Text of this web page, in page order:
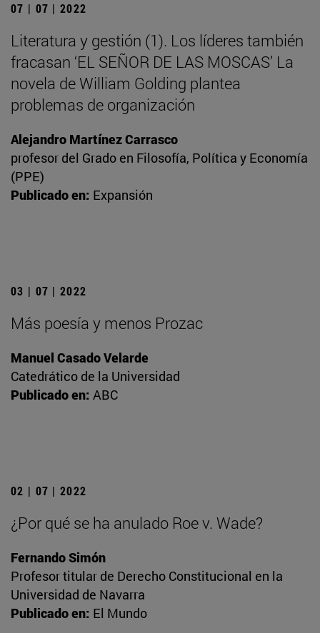
07 | 07 | 2022
Literatura y gestión (1). Los líderes también
fracasan ‘EL SEÑOR DE LAS MOSCAS’ La
novela de William Golding plantea
problemas de organización
Alejandro Martínez Carrasco
profesor del Grado en Filosofía, Política y Economía
(PPE)
Publicado en: Expansión
03 | 07 | 2022
Más poesía y menos Prozac
Manuel Casado Velarde
Catedrático de la Universidad
Publicado en: ABC
02 | 07 | 2022
¿Por qué se ha anulado Roe v. Wade?
Fernando Simón
Profesor titular de Derecho Constitucional en la
Universidad de Navarra
Publicado en: El Mundo